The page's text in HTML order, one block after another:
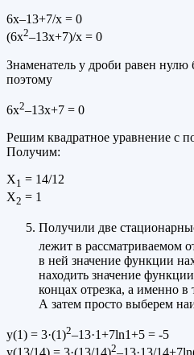
6х–13+7/х = 0
(6х2–13х+7)/х = 0
Знаменатель у дроби равен
поэтому
6х2–13х+7 = 0
Решим квадратное уравнение с
Получим:
Х1 = 14/12
Х2 = 1
Получили две
лежит в рассматриваемом
в ней значение функции
находить значение
концах отрезка, а именно
А затем просто выберем
у(1) = 3·(1)2–13·1+7ln1+5 = -5
2